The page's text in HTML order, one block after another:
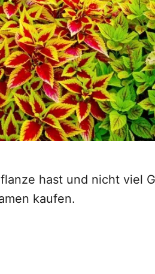
hast und nicht viel
kaufen.